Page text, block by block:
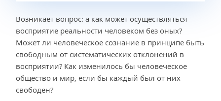
Возникает вопрос: а как может осуществляться
восприятие реальности человеком без оных?
Может ли человеческое сознание в принципе быть
свободным от систематических отклонений в
восприятии? Как изменилось бы человеческое
общество и мир, если бы каждый был от них
свободен?